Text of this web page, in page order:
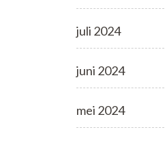
juli 2024
juni 2024
mei 2024